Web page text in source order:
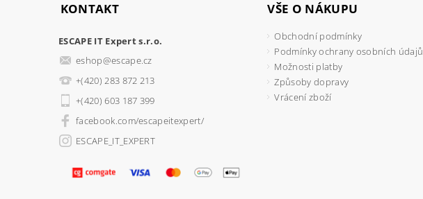
KONTAKT
ESCAPE IT Expert s.r.o.
eshop@escape.cz
+(420) 283 872 213
+(420) 603 187 399
facebook.com/escapeitexpert/
ESCAPE_IT_EXPERT
VŠE O NÁKUPU
Obchodní podmínky
Podmínky ochrany osobních údajů
Možnosti platby
Způsoby dopravy
Vrácení zboží